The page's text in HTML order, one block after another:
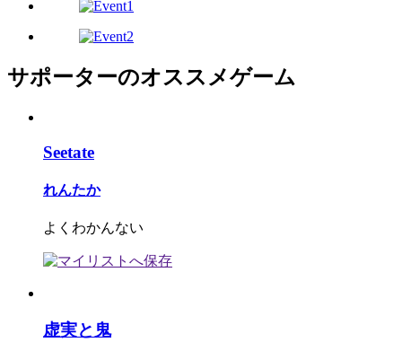
サポーターのオススメゲーム
Seetate
れんたか
よくわかんない
虚実と鬼